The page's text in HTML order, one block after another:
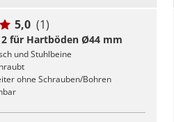
5,0 (1)
für Hartböden Ø44 mm
und Stuhlbeine
ohne Schrauben/Bohren